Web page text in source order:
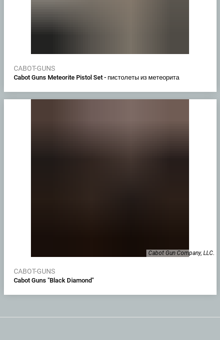
CABOT-GUNS
Cabot Guns Meteorite Pistol Set - пистолеты из метеорита
Cabot Gun Company, LLC.
CABOT-GUNS
Cabot Guns "Black Diamond"